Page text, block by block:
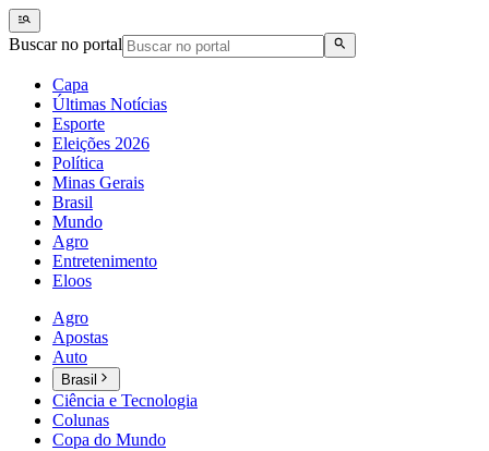
Buscar no portal
Capa
Últimas Notícias
Esporte
Eleições 2026
Política
Minas Gerais
Brasil
Mundo
Agro
Entretenimento
Eloos
Agro
Apostas
Auto
Brasil
Ciência e Tecnologia
Colunas
Copa do Mundo